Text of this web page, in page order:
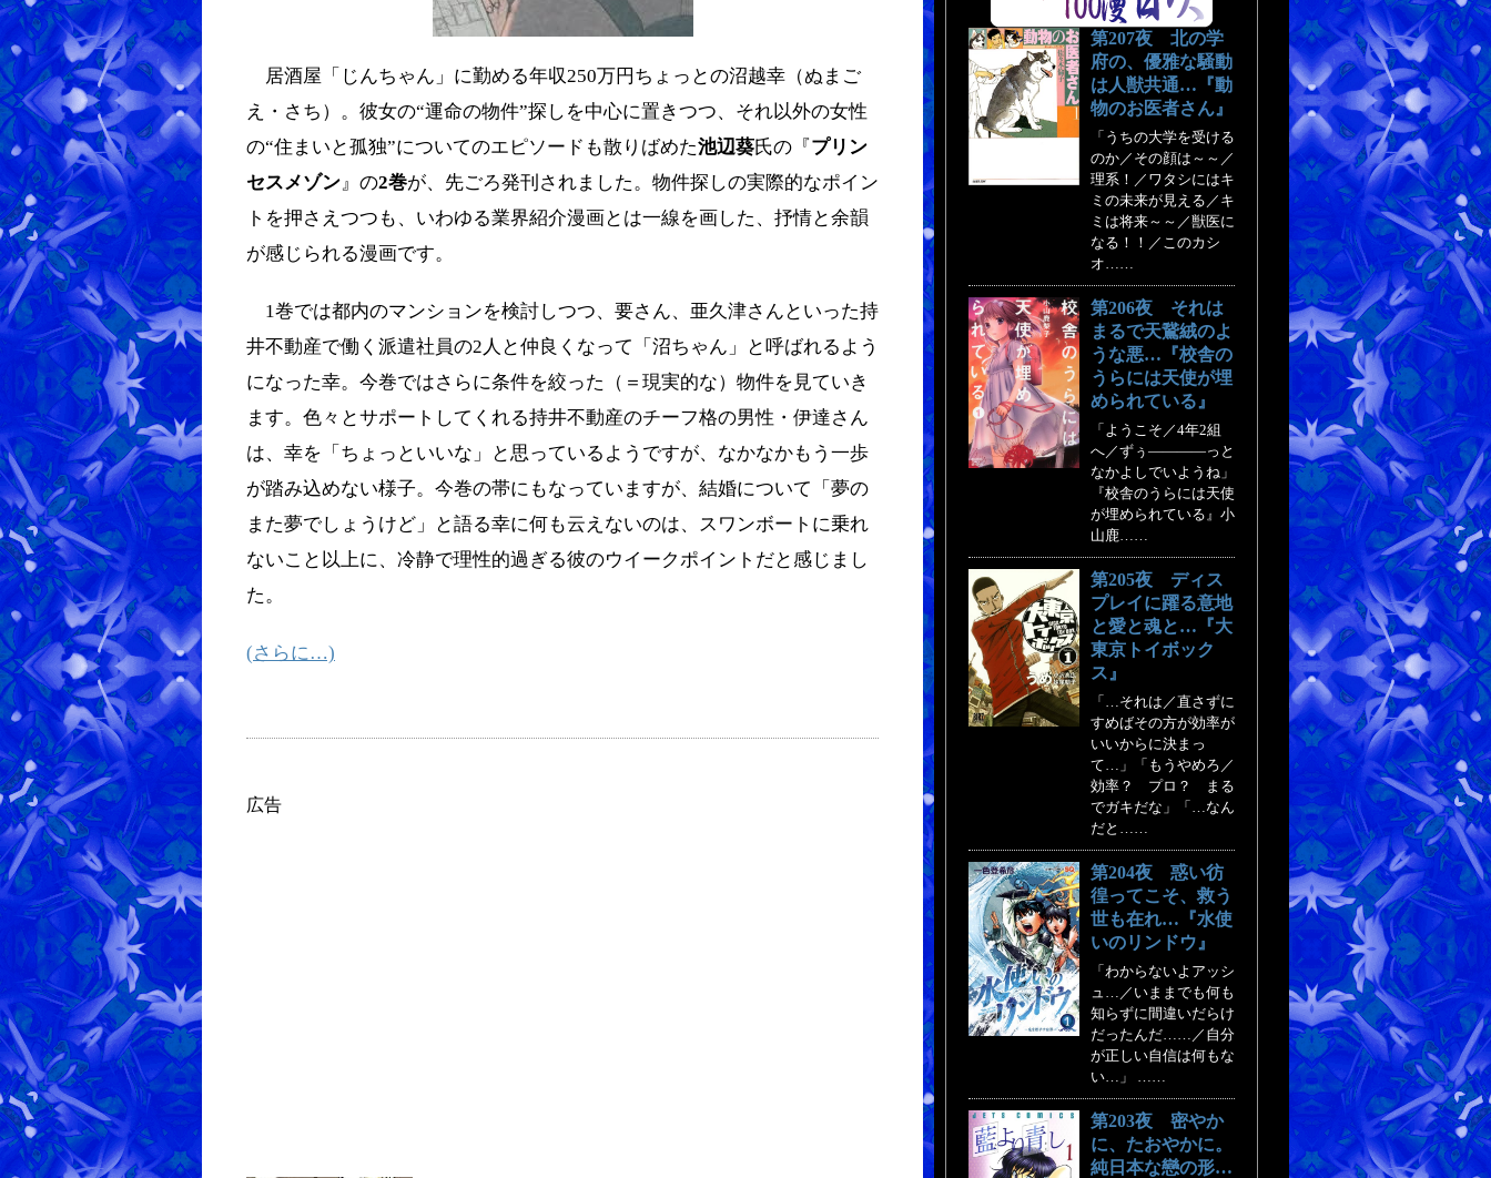
居酒屋「じんちゃん」に勤める年収250万円ちょっとの沼越幸（ぬまご
え・さち）。彼女の“運命の物件”探しを中心に置きつつ、それ以外の女性
の“住まいと孤独”についてのエピソードも散りばめた池辺葵氏の『プリン
セスメゾン』の2巻が、先ごろ発刊されました。物件探しの実際的なポイン
トを押さえつつも、いわゆる業界紹介漫画とは一線を画した、抒情と余韻
が感じられる漫画です。
1巻では都内のマンションを検討しつつ、要さん、亜久津さんといった持
井不動産で働く派遣社員の2人と仲良くなって「沼ちゃん」と呼ばれるよう
になった幸。今巻ではさらに条件を絞った（＝現実的な）物件を見ていき
ます。色々とサポートしてくれる持井不動産のチーフ格の男性・伊達さん
は、幸を「ちょっといいな」と思っているようですが、なかなかもう一歩
が踏み込めない様子。今巻の帯にもなっていますが、結婚について「夢の
また夢でしょうけど」と語る幸に何も云えないのは、スワンボートに乗れ
ないこと以上に、冷静で理性的過ぎる彼のウイークポイントだと感じまし
た。
(さらに…)
広告
第207夜 北の学
府の、優雅な騒動
は人獣共通…『動
物のお医者さん』
「うちの大学を受ける
のか／その顔は～～／
理系！／ワタシにはキ
ミの未来が見える／キ
ミは将来～～／獣医に
なる！！／このカシ
オ……
第206夜 それは
まるで天鵞絨のよ
うな悪…『校舎の
うらには天使が埋
められている』
「ようこそ／4年2組
へ／ずぅ――――っと
なかよしでいようね」
『校舎のうらには天使
が埋められている』小
山鹿……
第205夜 ディス
プレイに躍る意地
と愛と魂と…『大
東京トイボック
ス』
「…それは／直さずに
すめばその方が効率が
いいからに決まっ
て…」「もうやめろ／
効率？ プロ？ まる
でガキだな」「…なん
だと……
第204夜 惑い彷
徨ってこそ、救う
世も在れ…『水使
いのリンドウ』
「わからないよアッシ
ュ…／いままでも何も
知らずに間違いだらけ
だったんだ……／自分
が正しい自信は何もな
い…」 ……
第203夜 密やか
に、たおやかに。
純日本な戀の形…